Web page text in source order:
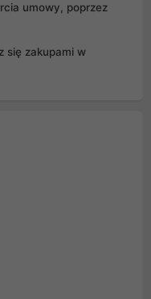
umowy, poprzez
się zakupami w